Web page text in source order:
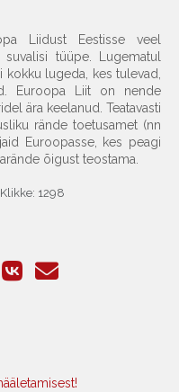
Liidust Eestisse veel
tüüpe. Lugematul
lugeda, kes tulevad,
Euroopa Liit on nende
ära keelanud. Teatavasti
rände toetusamet (nn
Euroopasse, kes peagi
õigust teostama.
Klikke: 1298